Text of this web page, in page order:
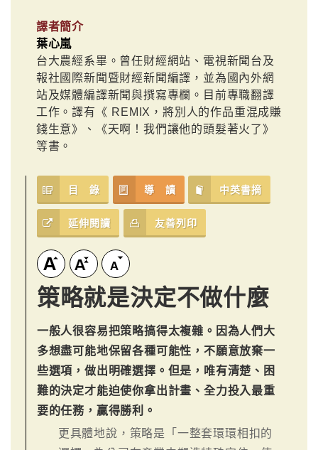
譯者簡介
葉心嵐
台大農經系畢。曾任財經網站、電視新聞台及
報社國際新聞暨財經新聞編譯，並為國內外網
站及媒體編譯新聞與撰寫專欄。目前專職翻譯
工作。譯有《 REMIX，將別人的作品重混成賺
錢生意》、《天啊！我們讓他的頭髮著火了》
等書。
目 錄 導 讀 中英書摘
延伸閱讀 友善列印
策略就是決定不做什麼
一般人很容易把策略搞得太複雜。因為人們大
多想盡可能地保留各種可能性，不願意放棄一
些選項，做出明確選擇。但是，唯有清楚、困
難的決定才能迫使你拿出計畫、全力投入最重
要的任務，贏得勝利。
更具體地說，策略是「一整套環環相扣的